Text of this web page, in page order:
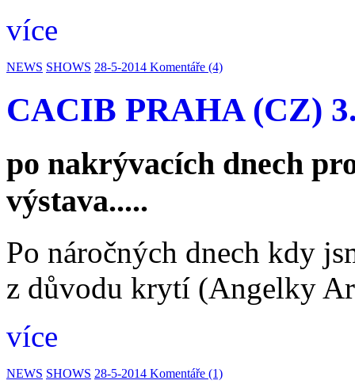
více
NEWS SHOWS 28-5-2014 Komentáře (4)
CACIB PRAHA (CZ)
po nakrývacích dnech
výstava.....
Po náročných dnech kdy
z důvodu krytí (Angelky
více
NEWS SHOWS 28-5-2014 Komentáře (1)